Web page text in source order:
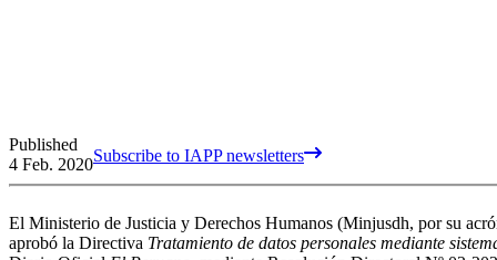
Published
4 Feb. 2020Subscribe to IAPP newsletters
El Ministerio de Justicia y Derechos Humanos (Minjusdh, por su
aprobó la Directiva Tratamiento de datos personales mediante